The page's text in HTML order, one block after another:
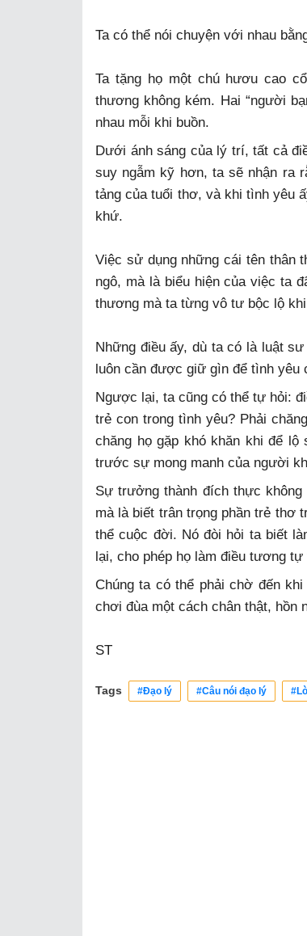
Ta có thể nói chuyện với nhau
Ta tặng họ một chú hươu cao
thương không kém. Hai “người
nhau mỗi khi buồn.
Dưới ánh sáng của lý trí, tất cả
suy ngẫm kỹ hơn, ta sẽ nhận ra
tảng của tuổi thơ, và khi tình yêu
khứ.
Việc sử dụng những cái tên thân
ngô, mà là biểu hiện của việc ta
thương mà ta từng vô tư bộc lộ
Những điều ấy, dù ta có là luật
luôn cần được giữ gìn để tình yêu
Ngược lại, ta cũng có thể tự hỏi:
trẻ con trong tình yêu? Phải
chăng họ gặp khó khăn khi để
trước sự mong manh của người
Sự trưởng thành đích thực
mà là biết trân trọng phần trẻ thơ
thể cuộc đời. Nó đòi hỏi ta biết
lại, cho phép họ làm điều tương
Chúng ta có thể phải chờ đến
chơi đùa một cách chân thật, hồn
ST
Tags #Đạo lý #Câu nói đạo lý